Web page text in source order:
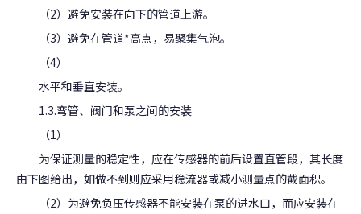
（2）避免安装在向下的管道上游。
（3）避免在管道*高点，易聚集气泡。
（4）
水平和垂直安装。
1.3.弯管、阀门和泵之间的安装
（1）
为保证测量的稳定性，应在传感器的前后设置直管段，其长度
由下图给出，如做不到则应采用稳流器或减小测量点的截面积。
（2）为避免负压传感器不能安装在泵的进水口，而应安装在